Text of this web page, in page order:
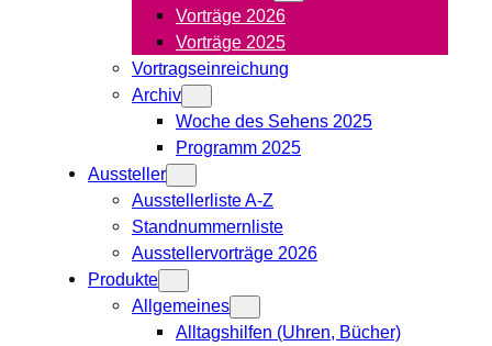
Vorträge 2026
Vorträge 2025
Vortragseinreichung
Archiv
Woche des Sehens 2025
Programm 2025
Aussteller
Ausstellerliste A-Z
Standnummernliste
Ausstellervorträge 2026
Produkte
Allgemeines
Alltagshilfen (Uhren, Bücher)